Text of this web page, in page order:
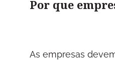
Por que
As empresas